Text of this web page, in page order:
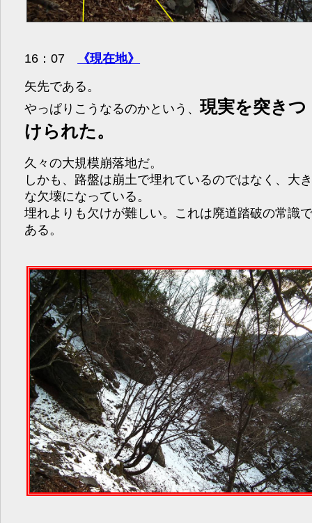
16：07
《現在地》
矢先である。
やっぱりこうなるのかという、現実を突きつ
けられた。
久々の大規模崩落地だ。
しかも、路盤は崩土で埋れているのではなく、大
な欠壊になっている。
埋れよりも欠けが難しい。これは廃道踏破の常識
ある。